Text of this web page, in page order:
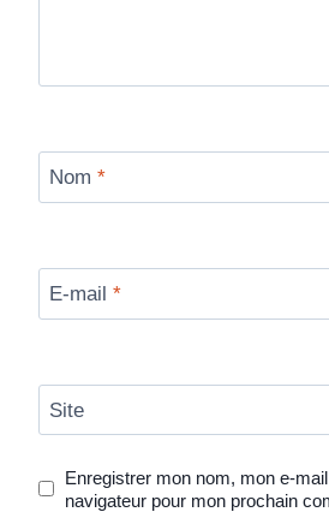
Nom *
E-mail *
Site
Enregistrer mon nom, mon e-
navigateur pour mon prochain